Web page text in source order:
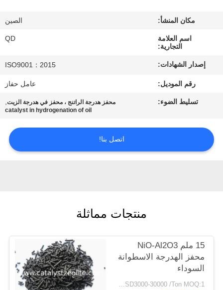
جودة
اتصل
أخبار
حالات
POLICY
مكان المنشأ: الصين
اسم العلامة
التجارية:
QD
إصدار الشهادات: ISO9001：2015
رقم الموديل: عامل حفاز
تسليط الضوء: محفز هدرجة الراتنج ، محفز في هدرجة الزيت,
catalyst in hydrogenation of oil
اتصل بنا!
منتجات مماثلة
15 ملم NiO-Al2O3
محفز الهدرجة الاسطوانة
السوداء
USD3000-30000 /Ton MOQ:1 كغم